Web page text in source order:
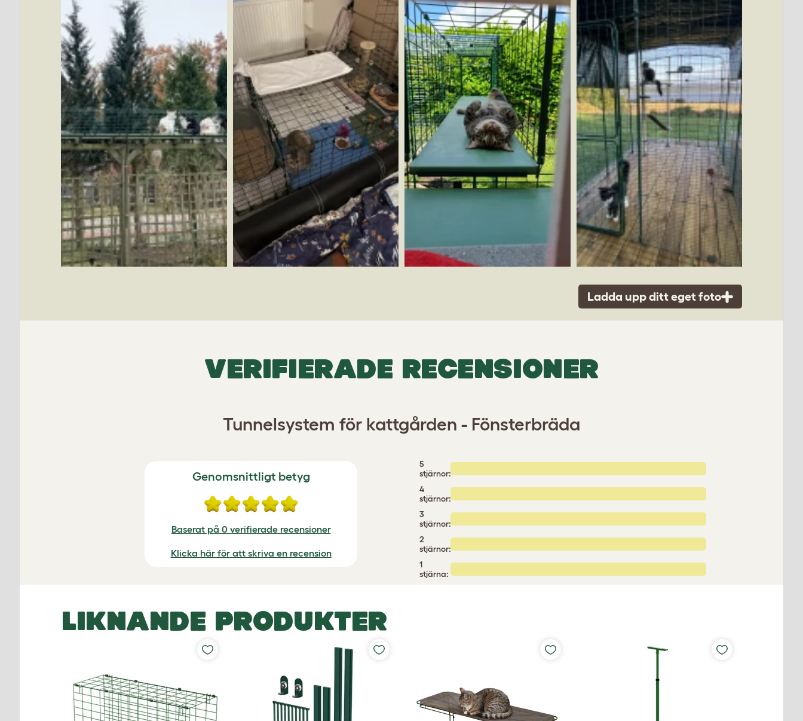
Ladda upp ditt eget foto
VERIFIERADE RECENSIONER
Tunnelsystem för kattgården - Fönsterbräda
Genomsnittligt betyg
Baserat på 0 verifierade recensioner
Klicka här för att skriva en recension
5
stjärnor:
4
stjärnor:
3
stjärnor:
2
stjärnor:
1
stjärna:
LIKNANDE PRODUKTER